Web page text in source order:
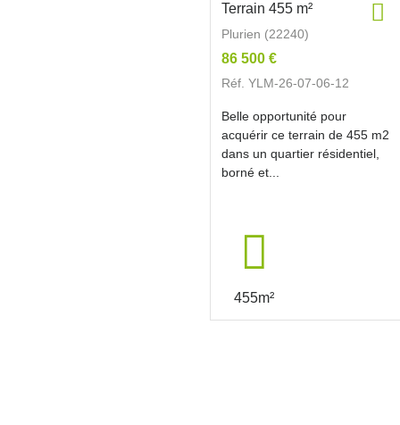
Terrain 455 m²
Plurien (22240)
86 500 €
Réf. YLM-26-07-06-12
Belle opportunité pour
acquérir ce terrain de 455 m2
dans un quartier résidentiel,
borné et...
455m²